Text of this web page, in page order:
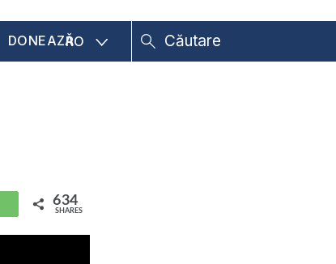
DONEAZĂRO
634
SHARES